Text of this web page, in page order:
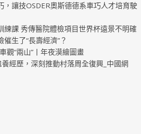
，讓技OSDER奧斯德德系車巧人才培育駛
練課 秀傳醫院體檢項目世界杯遠景不明確
生了“長壽經濟”？
觀“兩山”丨年夜漠繪圖畫
養經歷，深刻推動村落周全復興_中國網